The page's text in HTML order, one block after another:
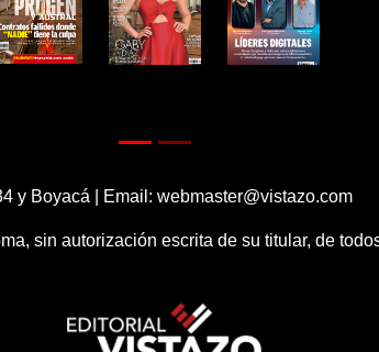
y Boyacá | Email: webmaster@vistazo.com
sin autorización escrita de su titular, de